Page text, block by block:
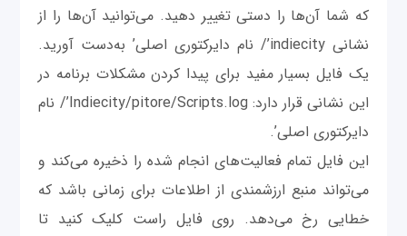
که شما آن‌ها را دستی تغییر دهید. می‌توانید آن‌ها را از
نشانی indiecity’/ نام دایرکتوری اصلی’ به‌دست آورید.
یک فایل بسیار مفید برای پیدا کردن مشکلات برنامه در
این نشانی قرار دارد: Indiecity/pitore/Scripts.log’/ نام
دایرکتوری اصلی’.
این فایل تمام فعالیت‌های انجام شده را ذخیره می‌کند و
می‌تواند منبع ارزشمندی از اطلاعات برای زمانی باشد که
خطایی رخ می‌دهد. روی فایل راست کلیک کنید تا